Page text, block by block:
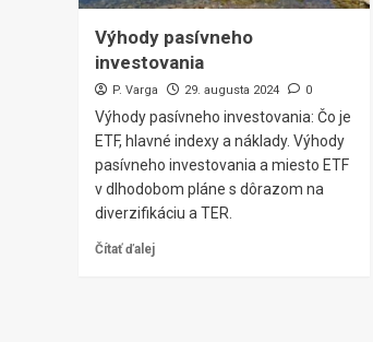
Výhody pasívneho
investovania
P. Varga 29. augusta 2024 0
Výhody pasívneho investovania: Čo je
ETF, hlavné indexy a náklady. Výhody
pasívneho investovania a miesto ETF
v dlhodobom pláne s dôrazom na
diverzifikáciu a TER.
Čítať ďalej